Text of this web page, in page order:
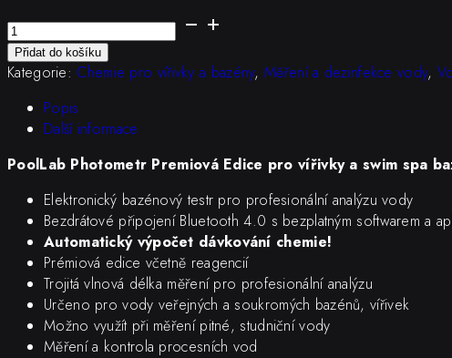
Elektronický
photometr
pro
měření
analýzu
vody.
vířivky
bazény.
množství
Přidat do košíku
Kategorie: Chemie pro vířivky a bazény,Měření a dezinfekce vody,
Popis
Další informace
PoolLab Photometr Premiová Edice pro vířivky a swim spa
Elektronický bazénový testr pro profesionální analýzu vody
Bezdrátové připojení Bluetooth 4.0 s bezplatným softwarem a
Automatický výpočet dávkování chemie!
Prémiová edice včetně reagencií
Trojitá vlnová délka měření pro profesionální analýzu
Určeno pro vody veřejných a soukromých bazénů, vířivek
Možno využít při měření pitné, studniční vody
Měření a kontrola procesních vod